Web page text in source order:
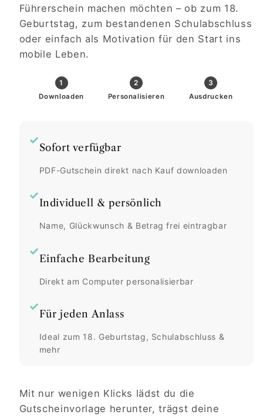
Führerschein machen möchten – ob zum 18.
Geburtstag, zum bestandenen Schulabschluss
oder einfach als Motivation für den Start ins
mobile Leben.
1
Downloaden
2
Personalisieren
3
Ausdrucken
✓
Sofort verfügbar
PDF-Gutschein direkt nach Kauf downloaden
✓
Individuell & persönlich
Name, Glückwunsch & Betrag frei eintragbar
✓
Einfache Bearbeitung
Direkt am Computer personalisierbar
✓
Für jeden Anlass
Ideal zum 18. Geburtstag, Schulabschluss &
mehr
Mit nur wenigen Klicks lädst du die
Gutscheinvorlage herunter, trägst deine